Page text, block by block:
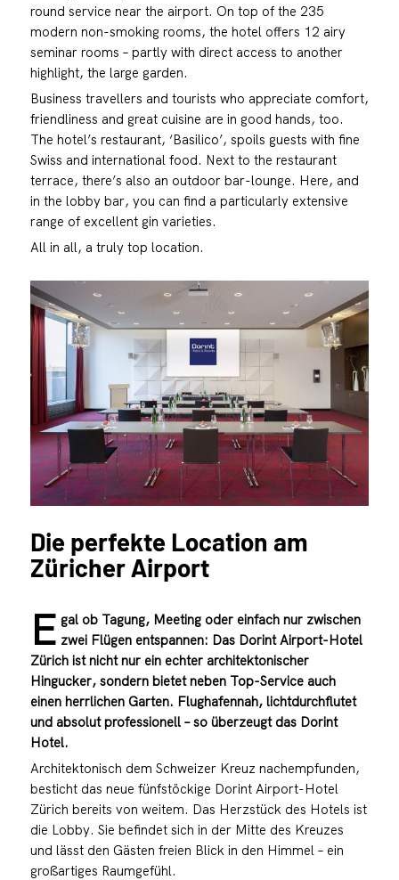
round service near the airport. On top of the 235
modern non-smoking rooms, the hotel offers 12 airy
seminar rooms – partly with direct access to another
highlight, the large garden.
Business travellers and tourists who appreciate comfort,
friendliness and great cuisine are in good hands, too.
The hotel’s restaurant, ‘Basilico’, spoils guests with fine
Swiss and international food. Next to the restaurant
terrace, there’s also an outdoor bar-lounge. Here, and
in the lobby bar, you can find a particularly extensive
range of excellent gin varieties.
All in all, a truly top location.
Die perfekte Location am
Züricher Airport
E gal ob Tagung, Meeting oder einfach nur zwischen
zwei Flügen entspannen: Das Dorint Airport-Hotel
Zürich ist nicht nur ein echter architektonischer
Hingucker, sondern bietet neben Top-Service auch
einen herrlichen Garten. Flughafennah, lichtdurchflutet
und absolut professionell – so überzeugt das Dorint
Hotel.
Architektonisch dem Schweizer Kreuz nachempfunden,
besticht das neue fünfstöckige Dorint Airport-Hotel
Zürich bereits von weitem. Das Herzstück des Hotels ist
die Lobby. Sie befindet sich in der Mitte des Kreuzes
und lässt den Gästen freien Blick in den Himmel – ein
großartiges Raumgefühl.